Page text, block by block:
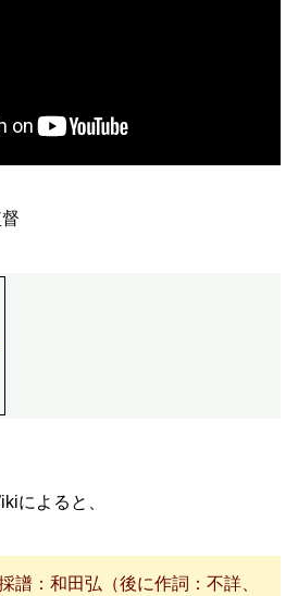
によると、
譜：和田弘（後に作詞：不詳、